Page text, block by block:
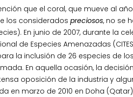
que el coral, que mueve al
los consideradospreciosos, no se
En junio de 2007, durante la
de Especies Amenazadas
la inclusión de 26 especies de
En aquella ocasión, la
oposición de la industria y
en marzo de 2010 en Doha